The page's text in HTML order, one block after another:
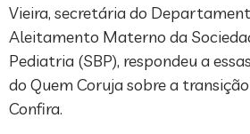
Vieira, secretária do
Aleitamento Materno da
Pediatria (SBP), respondeu a
do Quem Coruja sobre a
Confira.